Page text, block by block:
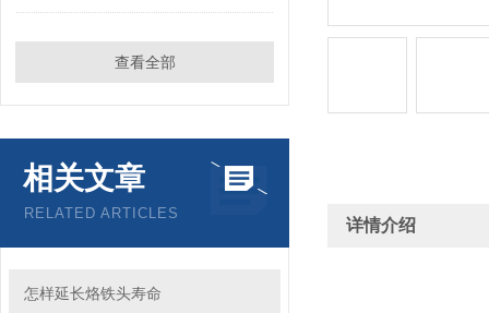
查看全部
相关文章
RELATED ARTICLES
怎样延长烙铁头寿命
详情介绍